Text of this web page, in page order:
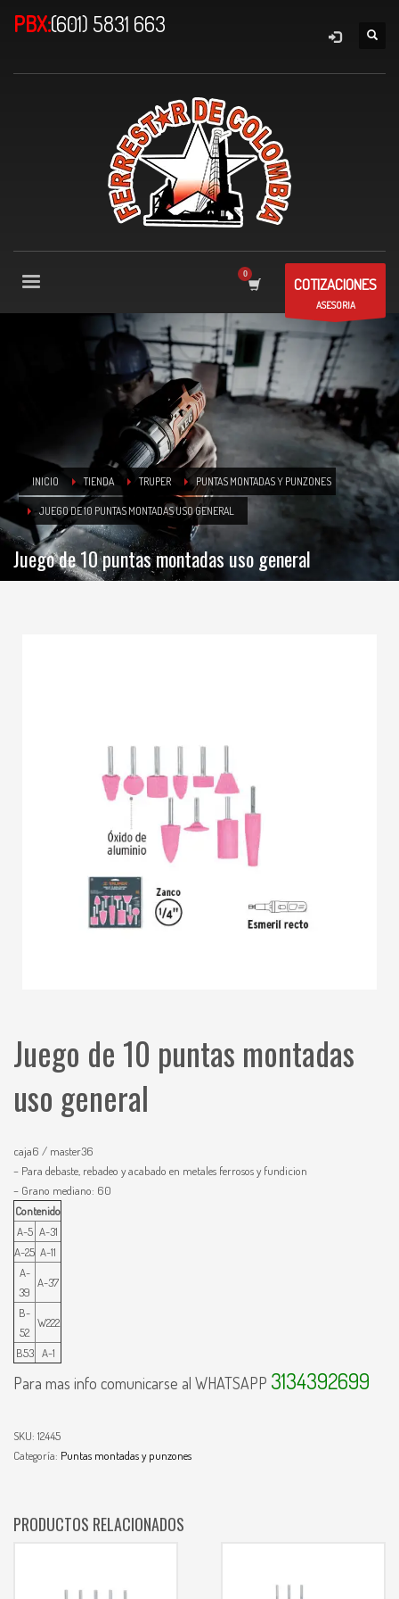
PBX:(601) 5831 663
COTIZACIONES
ASESORIA
INICIO TIENDA TRUPER PUNTAS MONTADAS Y PUNZONES
JUEGO DE 10 PUNTAS MONTADAS USO GENERAL
Juego de 10 puntas montadas uso general
Juego de 10 puntas montadas
uso general
caja6 / master36
– Para debaste, rebadeo y acabado en metales ferrosos y fundicion
– Grano mediano: 60
Contenido
A-5 A-31
A-25 A-11
A-
39
A-37
B-
52
W222
B53 A-1
Para mas info comunicarse al WHATSAPP 3134392699
SKU: 12445
Categoría: Puntas montadas y punzones
PRODUCTOS RELACIONADOS